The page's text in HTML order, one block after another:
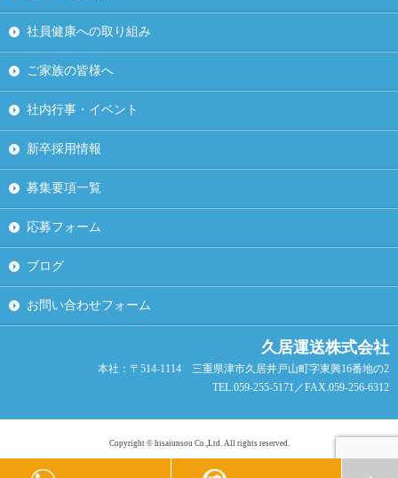
社員健康への取り組み
ご家族の皆様へ
社内行事・イベント
新卒採用情報
募集要項一覧
応募フォーム
ブログ
お問い合わせフォーム
久居運送株式会社
本社：〒514-1114 三重県津市久居井戸山町字東興16番地の2
TEL.059-255-5171／FAX.059-256-6312
Copyright © hisaiunsou Co.,Ltd. All rights reserved.